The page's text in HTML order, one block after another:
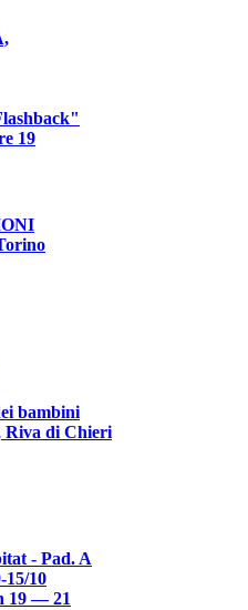
19
bambini
di Chieri
- Pad. A
15/10
19 — 21